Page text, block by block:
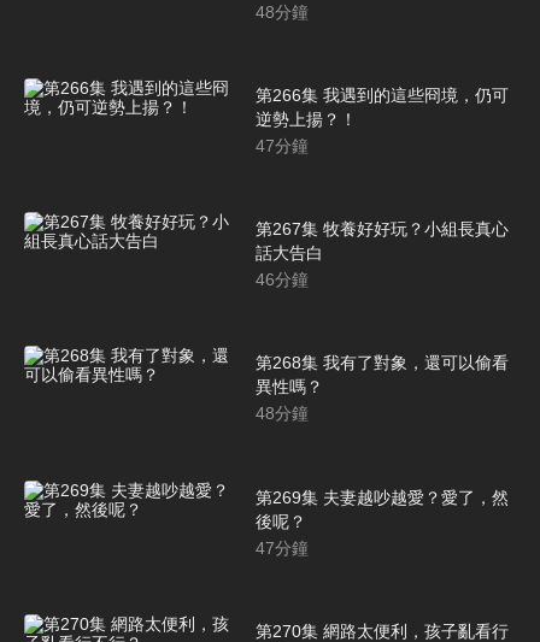
48分鐘
第266集 我遇到的這些冏境，仍可
逆勢上揚？！
47分鐘
第267集 牧養好好玩？小組長真心
話大告白
46分鐘
第268集 我有了對象，還可以偷看
異性嗎？
48分鐘
第269集 夫妻越吵越愛？愛了，然
後呢？
47分鐘
第270集 網路太便利，孩子亂看行